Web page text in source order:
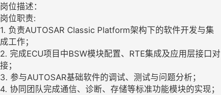
岗位描述：
岗位职责:
1. 负责AUTOSAR Classic Platform架构下的软件开发与集
成工作；
2. 完成ECU项目中BSW模块配置、RTE集成及应用层接口对
接；
3. 参与AUTOSAR基础软件的调试、测试与问题分析；
4. 协同团队完成通信、诊断、存储等标准功能模块的实现；